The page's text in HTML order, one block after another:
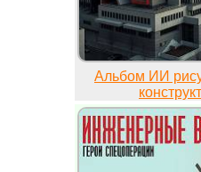
Альбом ИИ